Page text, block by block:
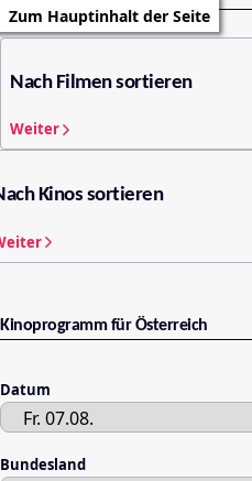
Zum Hauptinhalt der Seite
Nach Filmen sortieren
Weiter
Kinos sortieren
Kinoprogramm für Österreich
Datum
Bundesland